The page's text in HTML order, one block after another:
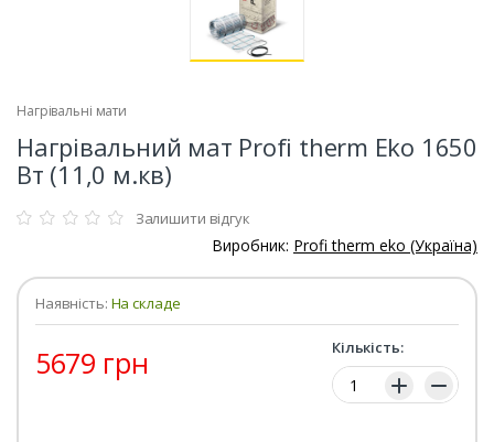
Нагрівальні мати
Нагрівальний мат Profi therm Eko 1650
Вт (11,0 м.кв)
Залишити відгук
Виробник: Profi therm eko (Україна)
Наявність: На складе
5679 грн Кількість:
Кількість: